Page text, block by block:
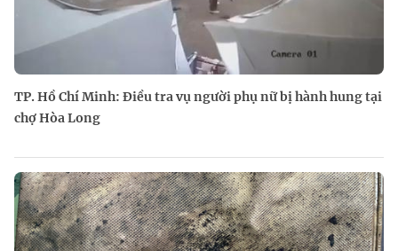
TP. Hồ Chí Minh: Điều tra vụ người phụ nữ bị hành hung tại
chợ Hòa Long